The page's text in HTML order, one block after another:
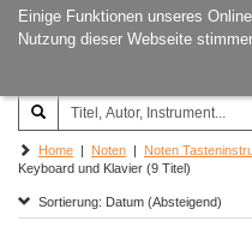
Einige Funktionen unseres
Nutzung dieser Webseite
Hamburg
Home | Noten | Noten
Keyboard und Klavier (9 Titel)
Sortierung: Datum (Absteigend)